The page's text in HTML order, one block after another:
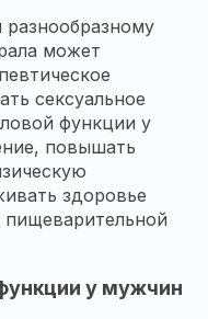
разнообразному
может
сексуальное
функции у
повышать
здоровье
у мужчин